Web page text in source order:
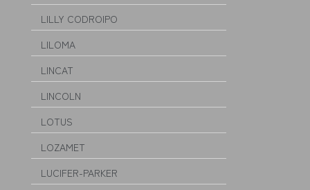
LILLY CODROIPO
LILOMA
LINCAT
LINCOLN
LOTUS
LOZAMET
LUCIFER-PARKER